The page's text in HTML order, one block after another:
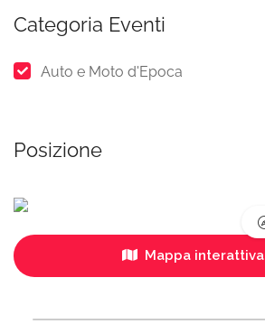
Categoria Eventi
Auto e Moto d'Epoca
Posizione
Mappa interattiva